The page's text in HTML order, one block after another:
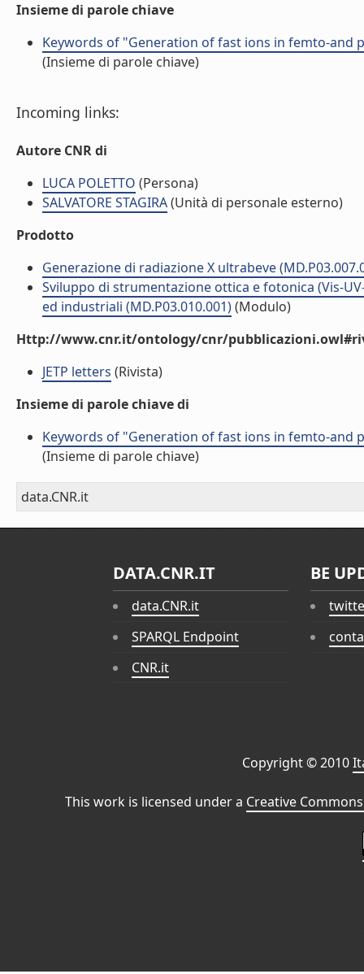
Insieme di parole chiave
Keywords of "Generation of fast ions in femto-and
(Insieme di parole chiave)
Incoming links:
Autore CNR di
LUCA POLETTO (Persona)
SALVATORE STAGIRA(Unità di personale esterno)
Prodotto
Generazione di radiazione X ultrabeve
Sviluppo di strumentazione ottica e fotonica (Vis-
ed industriali (MD.P03.010.001)(Modulo)
Http://www.cnr.it/ontology/cnr/
JETP letters (Rivista)
Insieme di parole chiave di
Keywords of "Generation of fast ions in femto-and
(Insieme di parole chiave)
data.CNR.it
DATA.CNR.IT
data.CNR.it
SPARQL Endpoint
CNR.it
BE
Copyright © 2010
This work is licensed under a Creative